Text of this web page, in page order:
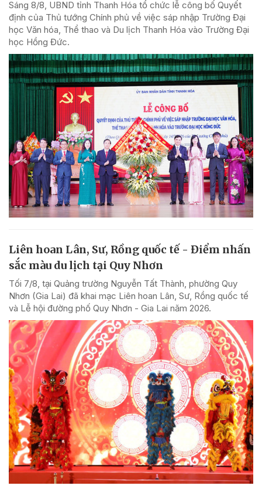
Sáng 8/8, UBND tỉnh Thanh Hóa tổ chức lễ công bố Quyết
định của Thủ tướng Chính phủ về việc sáp nhập Trường Đại
học Văn hóa, Thể thao và Du lịch Thanh Hóa vào Trường Đại
học Hồng Đức.
Liên hoan Lân, Sư, Rồng quốc tế - Điểm nhấn
sắc màu du lịch tại Quy Nhơn
Tối 7/8, tại Quảng trường Nguyễn Tất Thành, phường Quy
Nhơn (Gia Lai) đã khai mạc Liên hoan Lân, Sư, Rồng quốc tế
và Lễ hội đường phố Quy Nhơn - Gia Lai năm 2026.